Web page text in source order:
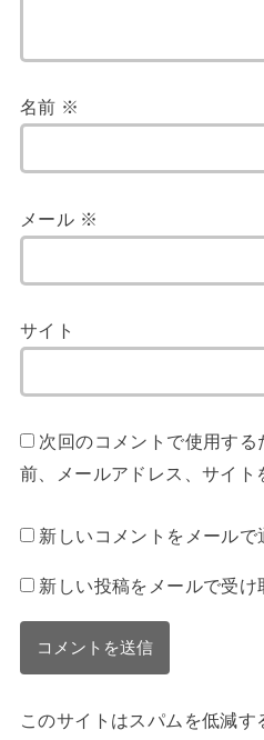
名前 ※
メール ※
サイト
次回のコメントで使用す
前、メールアドレス、サイト
新しいコメントをメールで
新しい投稿をメールで受け
このサイトはスパムを低減